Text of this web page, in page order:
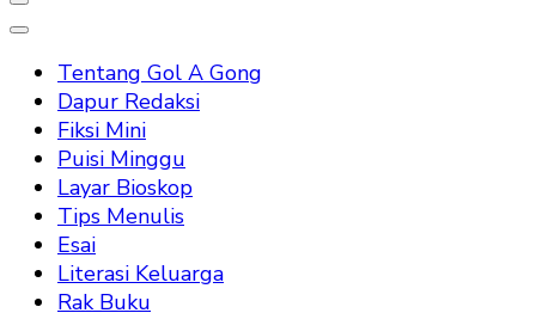
Tentang Gol A Gong
Dapur Redaksi
Fiksi Mini
Puisi Minggu
Layar Bioskop
Tips Menulis
Esai
Literasi Keluarga
Rak Buku